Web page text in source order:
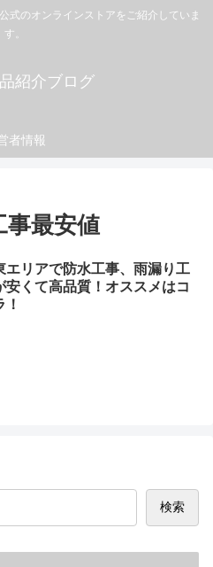
式のオンラインストアをご紹介していま
す。
紹介ブログ
者情報
事最安値
エリアで防水工事、雨漏り工
安くて高品質！オススメはコ
！
検索